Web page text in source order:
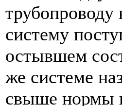
трубопроводу
систему
остывшем
же системе
свыше нормы